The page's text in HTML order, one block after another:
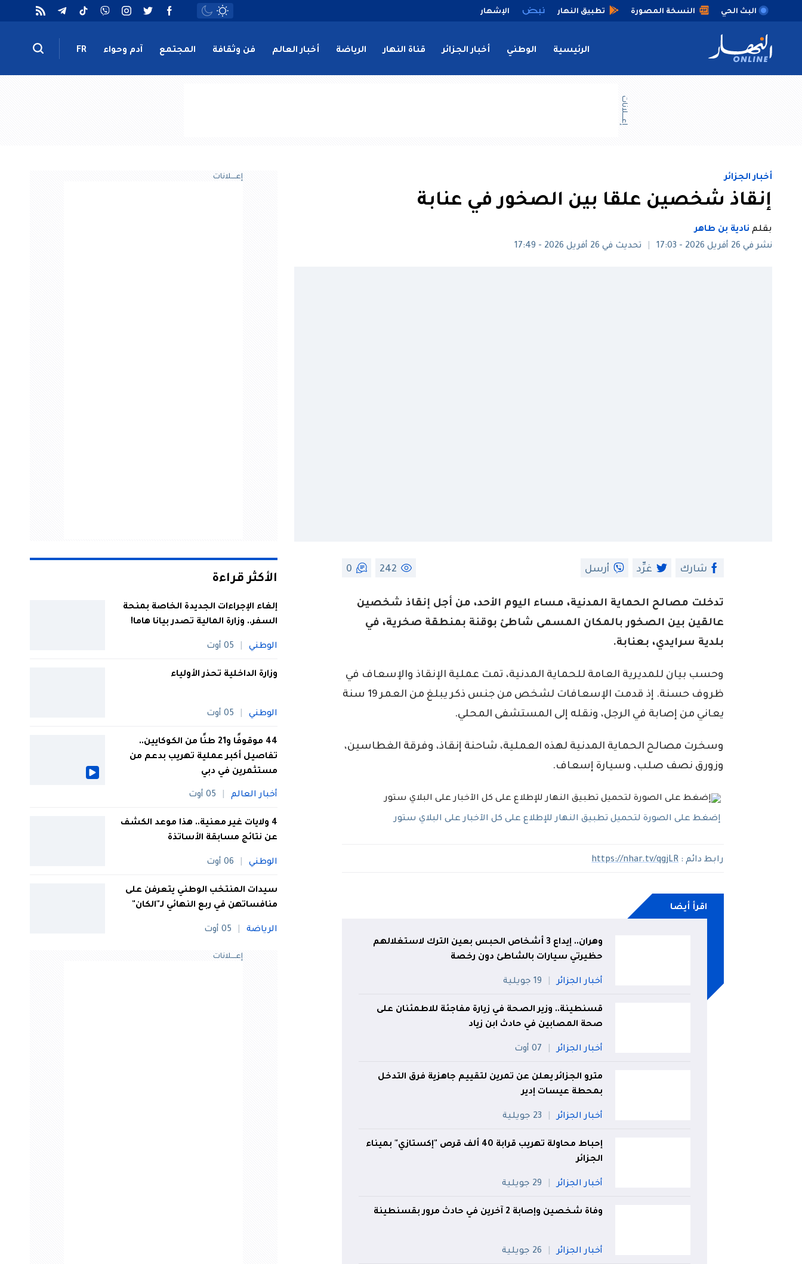
البث الحي النسخة المصورة تطبيق النهار الإشهار
الرئيسية الوطني أخبار الجزائر قناة النهار الرياضة أخبار العالم فن وثقافة المجتمع آدم وحواء FR
إعــــلانات
أخبار الجزائر
إنقاذ شخصين علقا بين الصخور في عنابة
بقلم نادية بن طاهر
نشر في 26 أفريل 2026 - 17:03
تحديث في 26 أفريل 2026 - 17:49
شارك غرِّد أرسل 242
0
تدخلت مصالح الحماية المدنية، مساء اليوم الأحد، من أجل إنقاذ شخصين
عالقين بين الصخور بالمكان المسمى شاطئ بوقنة بمنطقة صخرية، في
بلدية سرايدي، بعنابة.
وحسب بيان للمديرية العامة للحماية المدنية، تمت عملية الإنقاذ والإسعاف في
ظروف حسنة. إذ قدمت الإسعافات لشخص من جنس ذكر يبلغ من العمر 19 سنة
يعاني من إصابة في الرجل، ونقله إلى المستشفى المحلي.
وسخرت مصالح الحماية المدنية لهذه العملية، شاحنة إنقاذ، وفرقة الغطاسين،
وزورق نصف صلب، وسيارة إسعاف.
إضغط على الصورة لتحميل تطبيق النهار للإطلاع على كل الآخبار على البلاي ستور
رابط دائم :https://nhar.tv/qgjLR
اقرأ أيضا
وهران.. إيداع 3 أشخاص الحبس بعين الترك لاستغلالهم
حظيرتي سيارات بالشاطئ دون رخصة
أخبار الجزائر 19 جويلية
قسنطينة.. وزير الصحة في زيارة مفاجئة للاطمئنان على
صحة المصابين في حادث ابن زياد
أخبار الجزائر 07 أوت
مترو الجزائر يعلن عن تمرين لتقييم جاهزية فرق التدخل
بمحطة عيسات إدير
أخبار الجزائر 23 جويلية
إحباط محاولة تهريب قرابة 40 ألف قرص "إكستازي" بميناء
الجزائر
أخبار الجزائر 29 جويلية
وفاة شخصين وإصابة 2 آخرين في حادث مرور بقسنطينة
أخبار الجزائر 26 جويلية
إعــــلانات
الأكثر قراءة
إلغاء الإجراءات الجديدة الخاصة بمنحة
السفر.. وزارة المالية تصدر بيانا هاما!
الوطني 05 أوت
وزارة الداخلية تحذر الأولياء
الوطني 05 أوت
44 موقوفًا و21 طنًا من الكوكايين..
تفاصيل أكبر عملية تهريب بدعم من
مستثمرين في دبي
أخبار العالم 05 أوت
4 ولايات غير معنية.. هذا موعد الكشف
عن نتائج مسابقة الأساتذة
الوطني 06 أوت
سيدات المنتخب الوطني يتعرفن على
منافساتهن في ربع النهائي لـ"الكان"
الرياضة 05 أوت
إعــــلانات